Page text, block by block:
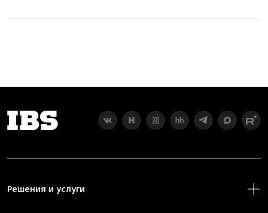
Решения и услуги